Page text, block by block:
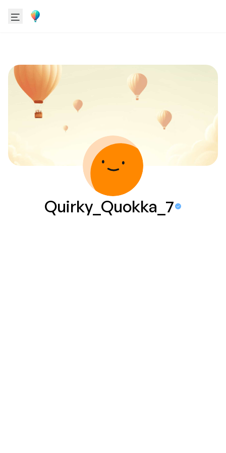
Quirky_Quokka_7